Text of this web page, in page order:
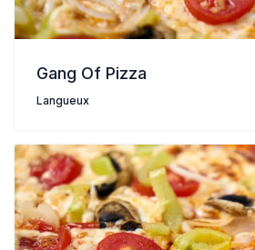
Gang Of Pizza
Langueux